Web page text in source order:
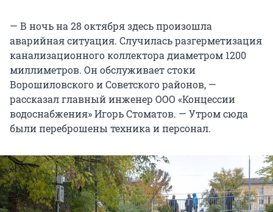
— В ночь на 28 октября здесь произошла
аварийная ситуация. Случилась разгерметизация
канализационного коллектора диаметром 1200
миллиметров. Он обслуживает стоки
Ворошиловского и Советского районов, —
рассказал главный инженер ООО «Концессии
водоснабжения» Игорь Стоматов. — Утром сюда
были переброшены техника и персонал.